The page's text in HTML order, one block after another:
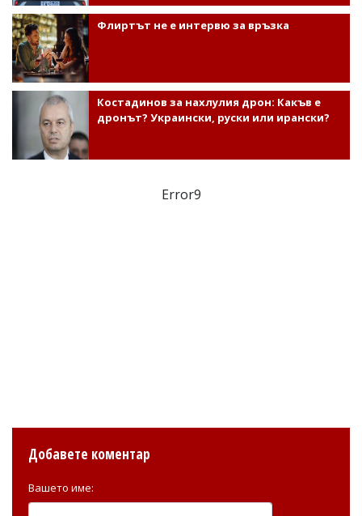
Флиртът не е интервю за връзка
Костадинов за нахлулия дрон: Какъв е
дронът? Украински, руски или ирански?
Error9
Добавете коментар
Вашето име: